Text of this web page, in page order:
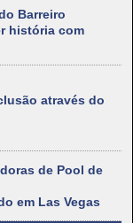
Barreiro
história com
através do
de Pool de
em Las Vegas